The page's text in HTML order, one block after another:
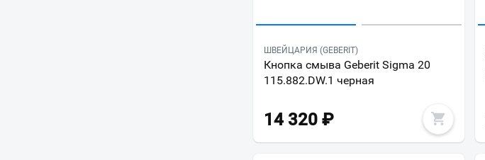
ШВЕЙЦАРИЯ (GEBERIT)
Кнопка смыва Geberit Sigma 20
115.882.DW.1 черная
14 320 ₽